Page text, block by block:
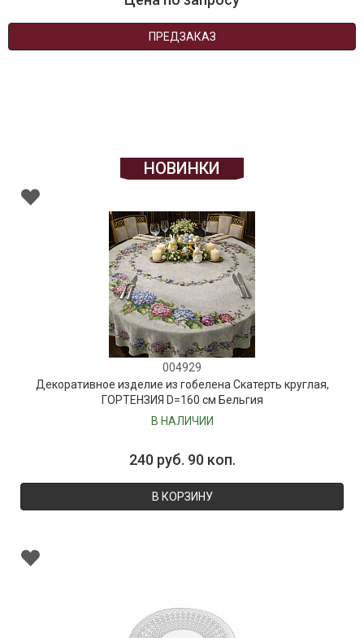
ПРЕДЗАКАЗ
НОВИНКИ
004929
Декоративное изделие из гобелена Скатерть круглая,
ГОРТЕНЗИЯ D=160 см Бельгия
В НАЛИЧИИ
240 руб. 90 коп.
В КОРЗИНУ